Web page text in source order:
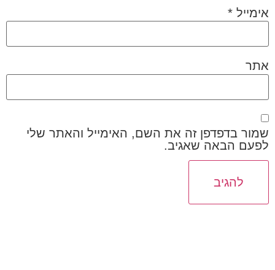
אימייל *
אתר
שמור בדפדפן זה את השם, האימייל והאתר שלי
לפעם הבאה שאגיב.